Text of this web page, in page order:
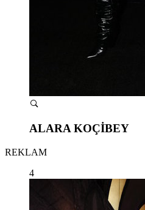
ALARA KOÇİBEY
REKLAM
4